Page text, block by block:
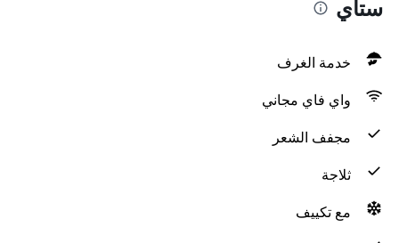
ستاي
خدمة الغرف
واي فاي مجاني
مجفف الشعر
ثلاجة
مع تكييف